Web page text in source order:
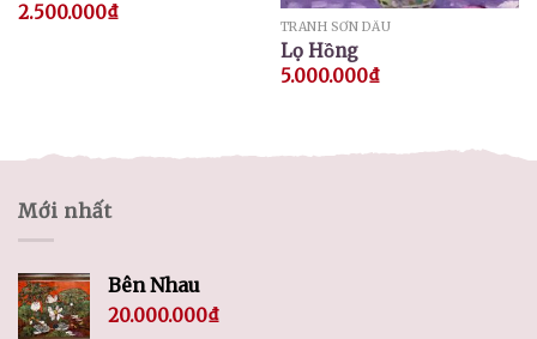
2.500.000₫
TRANH SƠN DẦU
Lọ Hồng
5.000.000₫
Mới nhất
Bên Nhau
20.000.000₫